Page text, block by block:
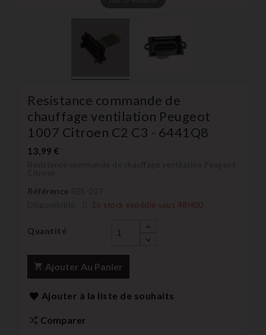
Resistance commande de
chauffage ventilation Peugeot
1007 Citroen C2 C3 - 6441Q8
13,99 €
Référence
En stock expédié sous 48H00
Quantité
Ajouter Au Panier
Ajouter à la liste de souhaits
Comparer